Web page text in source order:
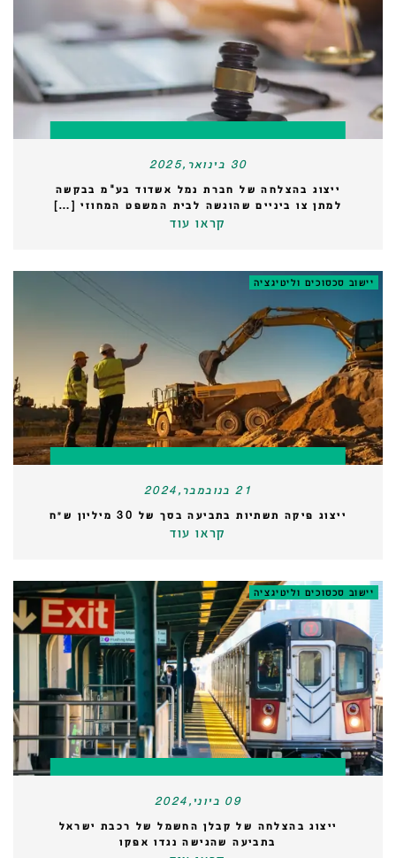
30 בינואר,2025
ייצוג בהצלחה של חברת נמל אשדוד בע"מ בבקשה
למתן צו ביניים שהוגשה לבית המשפט המחוזי […]
קראו עוד
יישוב סכסוכים וליטיגציה
21 בנובמבר,2024
ייצוג פיקה תשתיות בתביעה בסך של 30 מיליון ש״ח
קראו עוד
יישוב סכסוכים וליטיגציה
09 ביוני,2024
ייצוג בהצלחה של קבלן החשמל של רכבת ישראל
בתביעה שהגישה נגדו אפקו